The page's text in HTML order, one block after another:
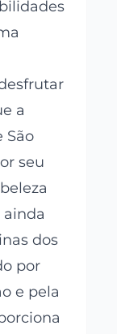
a
São
seu
ainda
dos
por
e pela